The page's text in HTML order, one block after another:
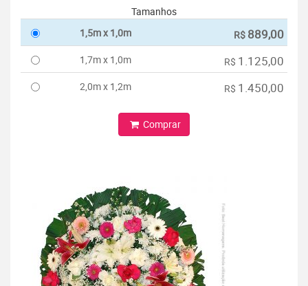
Tamanhos
1,5m x 1,0m
R$ 889,00
1,7m x 1,0m R$ 1.125,00
2,0m x 1,2m R$ 1.450,00
Comprar